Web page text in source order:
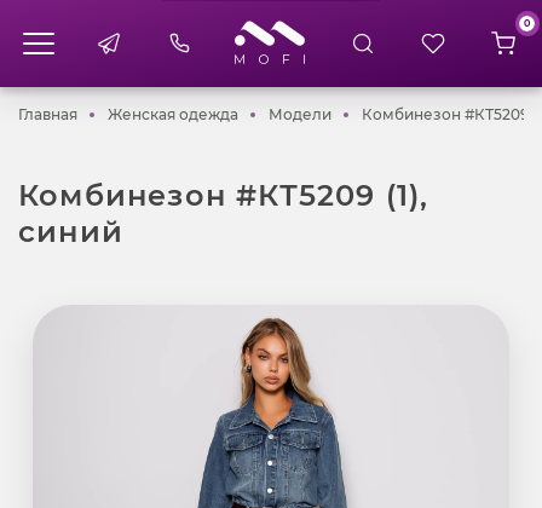
0
ГлавнаяГлавнаяЖенская одежда Женская одежда
МоделиМоделиКомбинезон #КТ5209
Комбинезон #КТ5209 (1),
синий